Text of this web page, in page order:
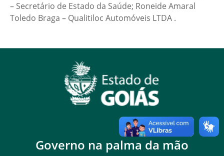
– Secretário de Estado da Saúde; Roneide Amaral
Toledo Braga – Qualitiloc Automóveis LTDA .
Governo na palma da mão